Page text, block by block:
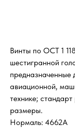
Винты по ОСТ 1
шестигранной
предназначенные
авиационной,
технике;
размеры.
Нормаль: 4662А